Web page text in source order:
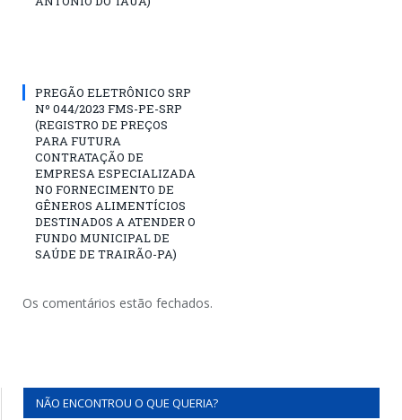
PREGÃO ELETRÔNICO SRP
Nº 044/2023 FMS-PE-SRP
(REGISTRO DE PREÇOS
PARA FUTURA
CONTRATAÇÃO DE
EMPRESA ESPECIALIZADA
NO FORNECIMENTO DE
GÊNEROS ALIMENTÍCIOS
DESTINADOS A ATENDER O
FUNDO MUNICIPAL DE
SAÚDE DE TRAIRÃO-PA)
Os comentários estão fechados.
NÃO ENCONTROU O QUE QUERIA?